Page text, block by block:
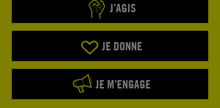
J’AGIS
JE DONNE
JE M’ENGAGE